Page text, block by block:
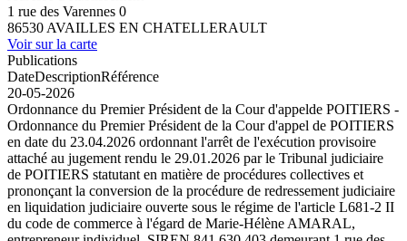
1 rue des Varennes 0
86530 AVAILLES EN CHATELLERAULT
Voir sur la carte
Publications
DateDescriptionRéférence
20-05-2026
Ordonnance du Premier Président de la Cour d'appelde POITIERS -
Ordonnance du Premier Président de la Cour d'appel de POITIERS
en date du 23.04.2026 ordonnant l'arrêt de l'exécution provisoire
attaché au jugement rendu le 29.01.2026 par le Tribunal judiciaire
de POITIERS statutant en matière de procédures collectives et
prononçant la conversion de la procédure de redressement judiciaire
en liquidation judiciaire ouverte sous le régime de l'article L681-2 II
du code de commerce à l'égard de Marie-Hélène AMARAL,